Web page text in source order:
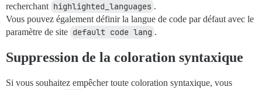
recherchant highlighted_languages .
Vous pouvez également définir la langue de code par défaut avec le
paramètre de site default code lang .
Suppression de la coloration syntaxique
Si vous souhaitez empêcher toute coloration syntaxique, vous